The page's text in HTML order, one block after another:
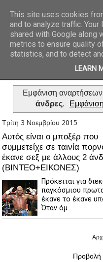
Εμφάνιση αναρτήσεων
άνδρες.
Τρίτη 3 Νοεμβρίου 2015
Αυτός είναι ο μποξέρ που
συμμετείχε σε ταινία
έκανε σεξ με άλλους 2
(ΒΙΝΤΕΟ+ΕΙΚΟΝΕΣ)
Πρόκειται για
παγκόσμιου
έκανε το έκανε
Όταν όμ...
Προβολή
This site uses cookies
and to analyze traffic.
shared with Google along
metrics to ensure quality
statistics, and to detect
LEARN